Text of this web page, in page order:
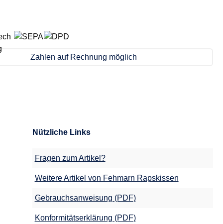
Zahlen auf Rechnung möglich
Nützliche Links
Fragen zum Artikel?
Weitere Artikel von Fehmarn Rapskissen
Gebrauchsanweisung (PDF)
Konformitätserklärung (PDF)